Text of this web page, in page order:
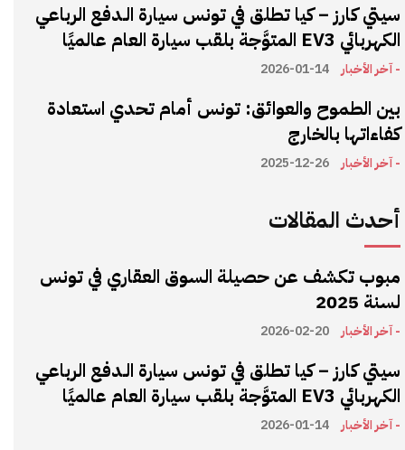
سيتي كارز – كيا تطلق في تونس سيارة الـدفع الرباعي
الكهربائي EV3 المتوَّجة بلقب سيارة العام عالميًا
- آخر الأخبار 2026-01-14
بين الطموح والعوائق: تونس أمام تحدي استعادة
كفاءاتها بالخارج
- آخر الأخبار 2025-12-26
أحدث المقالات
مبوب تكشف عن حصيلة السوق العقاري في تونس
لسنة 2025
- آخر الأخبار 2026-02-20
سيتي كارز – كيا تطلق في تونس سيارة الـدفع الرباعي
الكهربائي EV3 المتوَّجة بلقب سيارة العام عالميًا
- آخر الأخبار 2026-01-14